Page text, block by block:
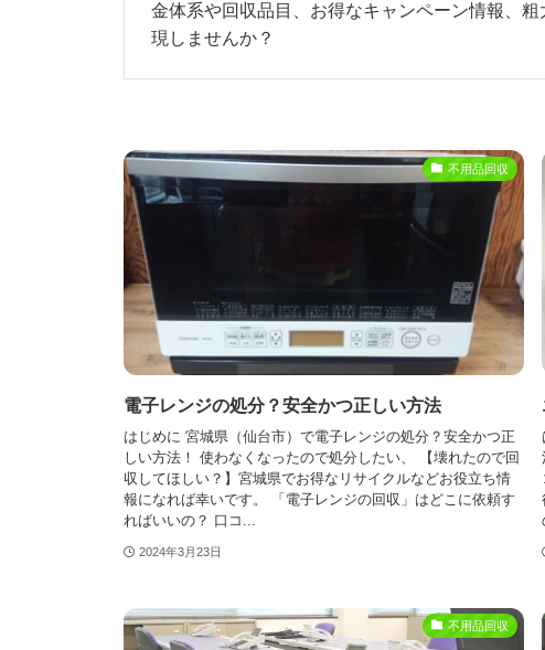
金体系や回収品目、お得なキャンペーン情報、
現しませんか？
不用品回収
電子レンジの処分？安全かつ正しい方法
はじめに 宮城県（仙台市）で電子レンジの処分？安全かつ正
しい方法！ 使わなくなったので処分したい、 【壊れたので回
収してほしい？】宮城県でお得なリサイクルなどお役立ち情
報になれば幸いです。 「電子レンジの回収」はどこに依頼す
ればいいの？ 口コ...
2024年3月23日
不用品回収